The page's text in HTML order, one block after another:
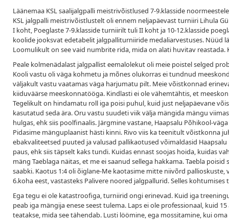
Läänemaa KSL saalijalgpalli meistrivõistlused 7-9.klasside
KSL jalgpalli meistrivõistlustelt oli ennem neljapäevast turniiri Lihula
I koht, Poeglaste 7-9.klasside turniirilt tuli II koht ja 10-12.klasside
koolide jooksvat edetabelit jalgpalliturniiride medaliarvestuses. Nüüd
Loomulikult on see vaid numbrite rida, mida on alati huvitav
Peale kolmenädalast jalgpallist eemalolekut oli meie poistel selged
Kooli vastu oli väga kohmetu ja mõnes olukorras ei tundnud
väljakult vastu vaatamas väga harjumatu pilt. Meie võistkonnad
kiiduväärse meeskonnatööga. Kindlasti ei ole vähemtähtis, et
Tegelikult on hindamatu roll iga poisi puhul, kuid just neljapäevane
kasutatud seda ära. Oru vastu suudeti viik välja mängida mängu
hulgas, ehk siis poolfinaalis. Järgmine vastane, Haapsalu Põhikool-
Pidasime mänguplaanist hästi kinni. Rivo viis ka teenitult võistkonna
ebakvaliteetsed puuted ja valusad pallikaotused võimaldasid
paus, ehk siis täpselt kaks tundi. Kuidas ennast soojas hoida, kuidas
mäng Taeblaga näitas, et me ei saanud sellega hakkama. Taebla
saabki. Kaotus 1:4 oli õiglane-Me kaotasime mitte niivõrd
6.koha eest, vastasteks Palivere noored jalgpallurid. Selles
Ega tegu ei ole katastroofiga, turniirid ongi erinevad. Kuid iga
peab iga mängija enese seest tulema. Laps ei ole professionaal, kuid
teatakse, mida see tähendab. Lusti löömine, ega mossitamine, kui